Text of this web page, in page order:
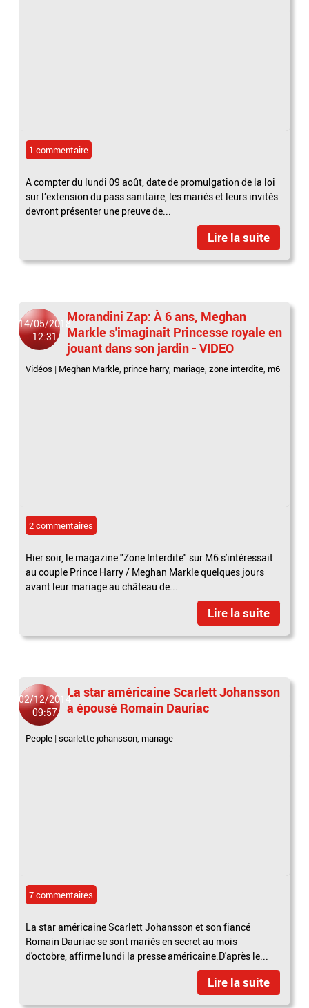
1 commentaire
A compter du lundi 09 août, date de promulgation de la loi
sur l’extension du pass sanitaire, les mariés et leurs invités
devront présenter une preuve de...
Lire la suite
14/05/2018
12:31
Morandini Zap: À 6 ans, Meghan
Markle s'imaginait Princesse royale en
jouant dans son jardin - VIDEO
Vidéos | Meghan Markle, prince harry, mariage,zone interdite, m6
2 commentaires
Hier soir, le magazine "Zone Interdite" sur M6 s'intéressait
au couple Prince Harry / Meghan Markle quelques jours
avant leur mariage au château de...
Lire la suite
02/12/2014
09:57
La star américaine Scarlett Johansson
a épousé Romain Dauriac
People |scarlette johansson, mariage
7 commentaires
La star américaine Scarlett Johansson et son fiancé
Romain Dauriac se sont mariés en secret au mois
d'octobre, affirme lundi la presse américaine.D'après le...
Lire la suite